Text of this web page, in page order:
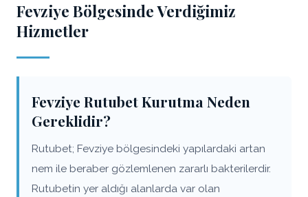
Fevziye Bölgesinde Verdiğimiz
Hizmetler
Fevziye Rutubet Kurutma Neden
Gereklidir?
Rutubet; Fevziye bölgesindeki yapılardaki artan
nem ile beraber gözlemlenen zararlı bakterilerdir.
Rutubetin yer aldığı alanlarda var olan